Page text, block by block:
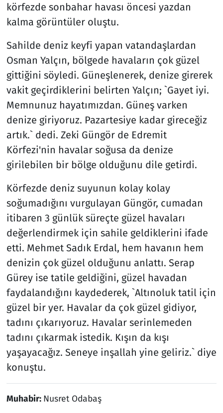
körfezde sonbahar havası öncesi yazdan
kalma görüntüler oluştu.
Sahilde deniz keyfi yapan vatandaşlardan
Osman Yalçın, bölgede havaların çok güzel
gittiğini söyledi. Güneşlenerek, denize girerek
vakit geçirdiklerini belirten Yalçın; `Gayet iyi.
Memnunuz hayatımızdan. Güneş varken
denize giriyoruz. Pazartesiye kadar gireceğiz
artık.` dedi. Zeki Güngör de Edremit
Körfezi'nin havalar soğusa da denize
girilebilen bir bölge olduğunu dile getirdi.
Körfezde deniz suyunun kolay kolay
soğumadığını vurgulayan Güngör, cumadan
itibaren 3 günlük süreçte güzel havaları
değerlendirmek için sahile geldiklerini ifade
etti. Mehmet Sadık Erdal, hem havanın hem
denizin çok güzel olduğunu anlattı. Serap
Gürey ise tatile geldiğini, güzel havadan
faydalandığını kaydederek, `Altınoluk tatil için
güzel bir yer. Havalar da çok güzel gidiyor,
tadını çıkarıyoruz. Havalar serinlemeden
tadını çıkarmak istedik. Kışın da kışı
yaşayacağız. Seneye inşallah yine geliriz.` diye
konuştu.
Muhabir: Nusret Odabaş